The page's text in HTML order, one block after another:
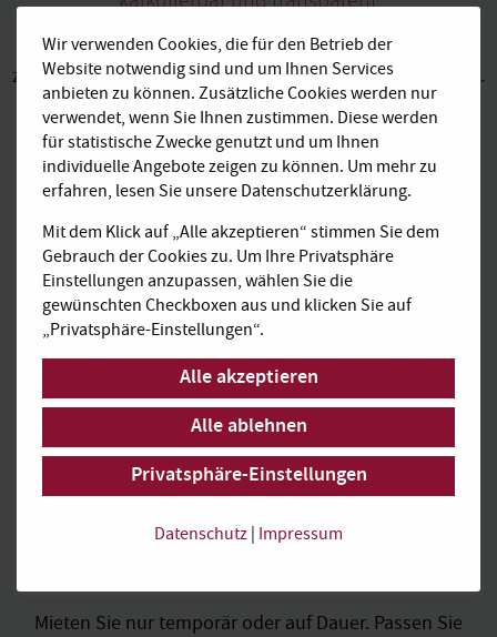
Buchen Sie bei AGENDIS komfortable Komplettpakete
zu transparenten Preisen ohne versteckte Zusatzkosten.
Kaffee und Tee sind bei uns z. B. inklusive.
Hochwertiges
Business Ambiente
In Ruhe konzentriert arbeiten und für Meetings den
richtigen professionellen Rahmen in hochwertig
ausgestatteten Räumen genießen.
Flexible Miet- und
Mieten Sie nur temporär oder auf Dauer. Passen Sie
Wir verwenden Cookies, die für den Betrieb der
Website notwendig sind und um Ihnen Services
anbieten zu können. Zusätzliche Cookies werden nur
verwendet, wenn Sie Ihnen zustimmen. Diese werden
für statistische Zwecke genutzt und um Ihnen
individuelle Angebote zeigen zu können. Um mehr zu
erfahren, lesen Sie unsere Datenschutzerklärung.
Mit dem Klick auf „Alle akzeptieren“ stimmen Sie dem
Gebrauch der Cookies zu. Um Ihre Privatsphäre
Einstellungen anzupassen, wählen Sie die
gewünschten Checkboxen aus und klicken Sie auf
„Privatsphäre-Einstellungen“.
Alle akzeptieren
Alle ablehnen
Privatsphäre-Einstellungen
Datenschutz | Impressum